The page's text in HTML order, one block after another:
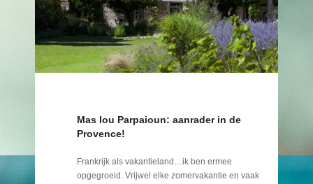
Mas lou Parpaioun: aanrader in de
Provence!
Frankrijk als vakantieland…ik ben ermee
opgegroeid. Vrijwel elke zomervakantie en vaak